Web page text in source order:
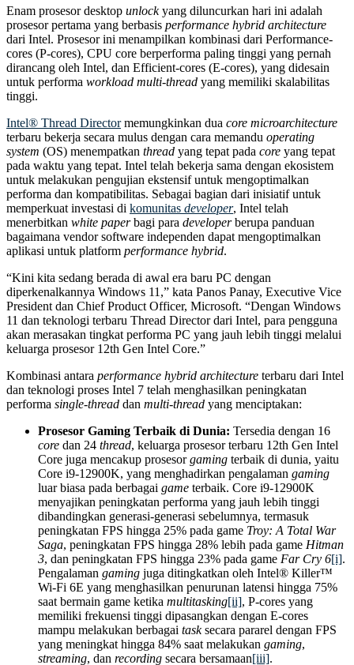
Enam prosesor desktop unlockyang diluncurkan hari ini adalah
prosesor pertama yang berbasis performance hybrid architecture
dari Intel. Prosesor ini menampilkan kombinasi dari Performance-
cores (P-cores), CPU core berperforma paling tinggi yang pernah
dirancang oleh Intel, dan Efficient-cores (E-cores), yang didesain
untuk performa workload multi-thread yang memiliki skalabilitas
tinggi.
Intel® Thread Directormemungkinkan dua core microarchitecture
terbaru bekerja secara mulus dengan cara memandu operating
system (OS) menempatkan thread yang tepat pada core yang tepat
pada waktu yang tepat. Intel telah bekerja sama dengan ekosistem
untuk melakukan pengujian ekstensif untuk mengoptimalkan
performa dan kompatibilitas. Sebagai bagian dari inisiatif untuk
memperkuat investasi di komunitas developer, Intel telah
menerbitkan white paperbagi para developerberupa panduan
bagaimana vendor software independen dapat mengoptimalkan
aplikasi untuk platform performance hybrid.
“Kini kita sedang berada di awal era baru PC dengan
diperkenalkannya Windows 11,” kata Panos Panay, Executive Vice
President dan Chief Product Officer, Microsoft. “Dengan Windows
11 dan teknologi terbaru Thread Director dari Intel, para pengguna
akan merasakan tingkat performa PC yang jauh lebih tinggi melalui
keluarga prosesor 12th Gen Intel Core.”
Kombinasi antara performance hybrid architecture terbaru dari Intel
dan teknologi proses Intel 7 telah menghasilkan peningkatan
performa single-thread dan multi-thread yang menciptakan:
Prosesor Gaming Terbaik di Dunia: Tersedia dengan 16
core dan 24 thread, keluarga prosesor terbaru 12th Gen Intel
Core juga mencakup prosesorgaming terbaik di dunia, yaitu
Core i9-12900K, yang menghadirkan pengalaman gaming
luar biasa pada berbagai game terbaik. Core i9-12900K
menyajikan peningkatan performa yang jauh lebih tinggi
dibandingkan generasi-generasi sebelumnya, termasuk
peningkatan FPS hingga 25% pada game Troy: A Total War
Saga, peningkatan FPS hingga 28% lebih pada game Hitman
3, dan peningkatan FPS hingga 23% pada game Far Cry 6[i].
Pengalaman gaming juga ditingkatkan oleh Intel® Killer™
Wi-Fi 6E yang menghasilkan penurunan latensi hingga 75%
saat bermain game ketika multitasking[ii], P-cores yang
memiliki frekuensi tinggi dipasangkan dengan E-cores
mampu melakukan berbagai tasksecara pararel dengan FPS
yang meningkat hingga 84% saat melakukan gaming,
streaming, dan recording secara bersamaan[iii].